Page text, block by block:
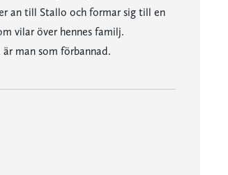
an till Stallo och formar sig till en
vilar över hennes familj.
man som förbannad.